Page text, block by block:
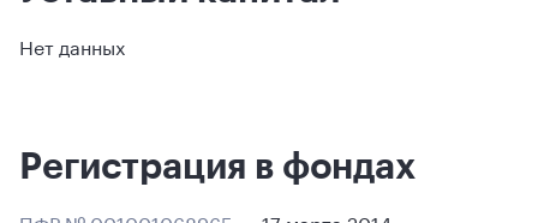
Нет данных
Регистрация в фондах